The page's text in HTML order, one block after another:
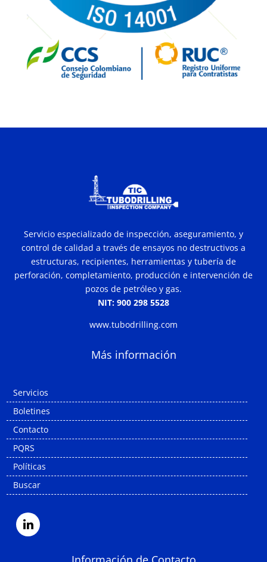
Servicio especializado de inspección, aseguramiento, y
control de calidad a través de ensayos no destructivos a
estructuras, recipientes, herramientas y tubería de
perforación, completamiento, producción e intervención de
pozos de petróleo y gas.
NIT: 900 298 5528
www.tubodrilling.com
Más información
Servicios
Boletines
Contacto
PQRS
Políticas
Buscar